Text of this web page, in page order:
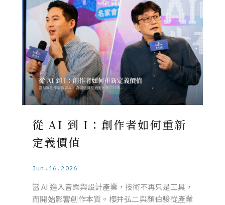
從 AI 到 I：創作者如何重新
定義價值
Jun.16.2026
當 AI 進入音樂與設計產業，技術不再只是工具，
而開始影響創作本質。櫻井弘二與顏伯駿從產業